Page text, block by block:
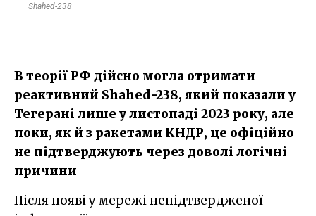
Shahed-238
В теорії РФ дійсно могла отримати
реактивний ​Shahed-238, який показали у
Тегерані лише у листопаді 2023 року, але
поки, як й з ракетами КНДР, це офіційно
не підтверджують через доволі логічні
причини
Після появі у мережі непідтвердженої